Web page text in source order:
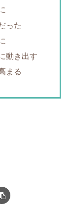
った
動き出す
まる